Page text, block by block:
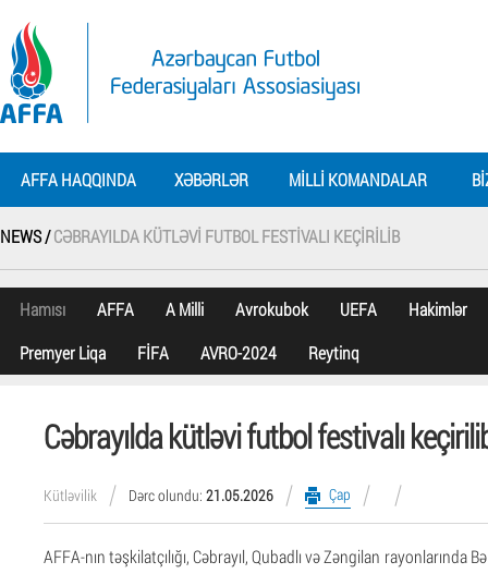
AFFA HAQQINDA XƏBƏRLƏR MILLI KOMANDALAR
NEWS /CƏBRAYILDA KÜTLƏVI FUTBOL FESTIVALI KEÇIRILIB
Hamısı AFFA A Milli Avrokubok UEFA
Hakimlər
Premyer Liqa
FİFA AVRO-2024 Reytinq
Cəbrayılda kütləvi futbol festivalı
Kütləvilik Dərc olundu: 21.05.2026 Çap
AFFA-nın təşkilatçılığı, Cəbrayıl, Qubadlı və Zəngilan